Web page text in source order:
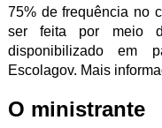
75% de frequência no
ser feita por meio
disponibilizado em
Escolagov. Mais
O ministrante